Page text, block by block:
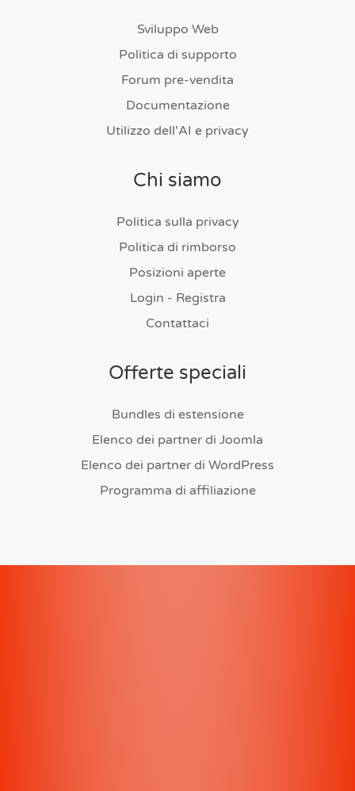
Sviluppo Web
Politica di supporto
Forum pre-vendita
Documentazione
Utilizzo dell'AI e privacy
Chi siamo
Politica sulla privacy
Politica di rimborso
Posizioni aperte
Login - Registra
Contattaci
Offerte speciali
Bundles di estensione
Elenco dei partner di Joomla
Elenco dei partner di WordPress
Programma di affiliazione